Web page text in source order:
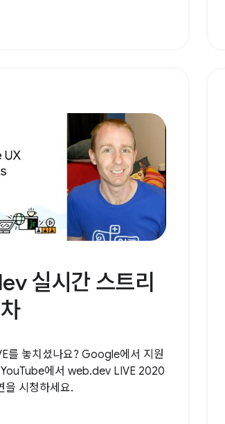
실시간 스트리
를 놓치셨나요? Google에서 지원
에서 web.dev LIVE 2020
을 시청하세요.